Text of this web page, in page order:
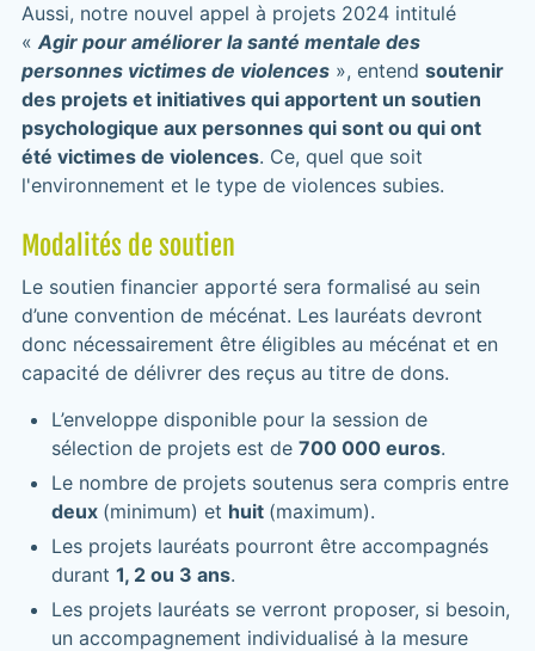
Aussi, notre nouvel appel à projets 2024 intitulé
«Agir pour améliorer la santé mentale des
personnes victimes de violences», entend soutenir
des projets et initiatives qui apportent un soutien
psychologique aux personnes qui sont ou qui ont
été victimes de violences. Ce, quel que soit
l'environnement et le type de violences subies.
Modalités de soutien
Le soutien financier apporté sera formalisé au sein
d’une convention de mécénat. Les lauréats devront
donc nécessairement être éligibles au mécénat et en
capacité de délivrer des reçus au titre de dons.
L’enveloppe disponible pour la session de
sélection de projets est de 700 000 euros.
Le nombre de projets soutenus sera compris entre
deux (minimum) et huit (maximum).
Les projets lauréats pourront être accompagnés
durant 1, 2 ou 3 ans.
Les projets lauréats se verront proposer, si besoin,
un accompagnement individualisé à la mesure